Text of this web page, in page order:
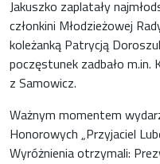
Jakuszko zaplatały
członkini Młodzieżowej
koleżanką Patrycją
poczęstunek zadbało m.in.
z Samowicz.
Ważnym momentem
Honorowych „Przyjaciel
Wyróżnienia otrzymali: